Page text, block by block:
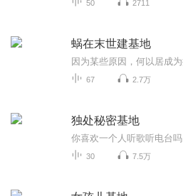
50 2711
蜗在末世建基地
67 2.7万
独处秘密基地
30 7.5万